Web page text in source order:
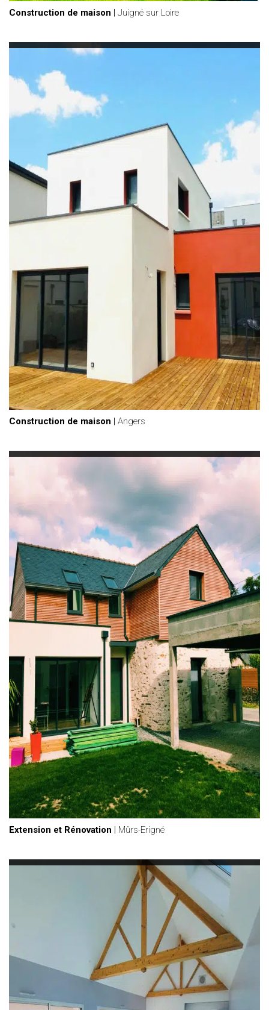
Construction de maison | Juigné sur Loire
Construction de maison | Angers
Extension et Rénovation | Mûrs-Erigné